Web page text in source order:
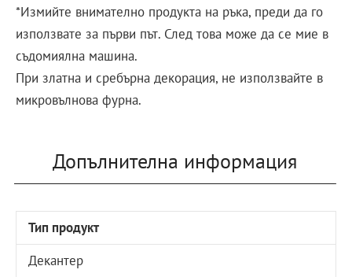
*Измийте внимателно продукта на ръка, преди да го
използвате за първи път. След това може да се мие в
съдомиялна машина.
При златна и сребърна декорация, не използвайте в
микровълнова фурна.
Допълнителна информация
Тип продукт
Декантер